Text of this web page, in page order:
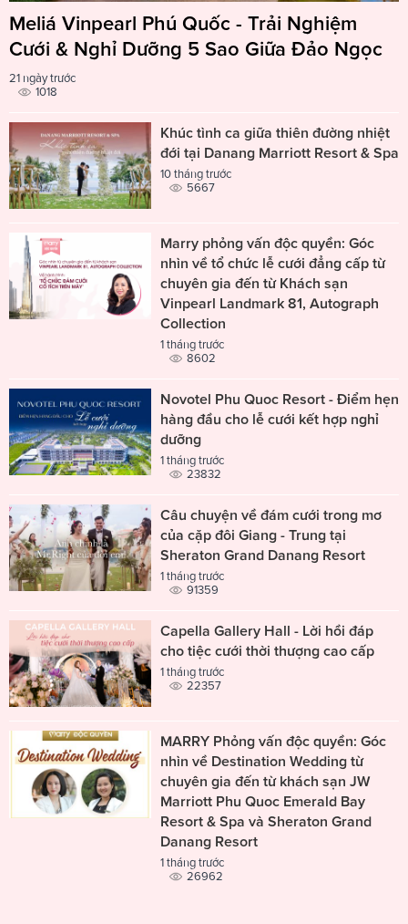
Meliá Vinpearl Phú Quốc - Trải Nghiệm
Cưới & Nghỉ Dưỡng 5 Sao Giữa Đảo Ngọc
21 ngày trước
1018
Khúc tình ca giữa thiên đường nhiệt
đới tại Danang Marriott Resort & Spa
10 tháng trước
5667
Marry phỏng vấn độc quyền: Góc
nhìn về tổ chức lễ cưới đẳng cấp từ
chuyên gia đến từ Khách sạn
Vinpearl Landmark 81, Autograph
Collection
1 tháng trước
8602
Novotel Phu Quoc Resort - Điểm hẹn
hàng đầu cho lễ cưới kết hợp nghỉ
dưỡng
1 tháng trước
23832
Câu chuyện về đám cưới trong mơ
của cặp đôi Giang - Trung tại
Sheraton Grand Danang Resort
1 tháng trước
91359
Capella Gallery Hall - Lời hồi đáp
cho tiệc cưới thời thượng cao cấp
1 tháng trước
22357
MARRY Phỏng vấn độc quyền: Góc
nhìn về Destination Wedding từ
chuyên gia đến từ khách sạn JW
Marriott Phu Quoc Emerald Bay
Resort & Spa và Sheraton Grand
Danang Resort
1 tháng trước
26962